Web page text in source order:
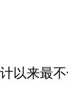
计以来最不